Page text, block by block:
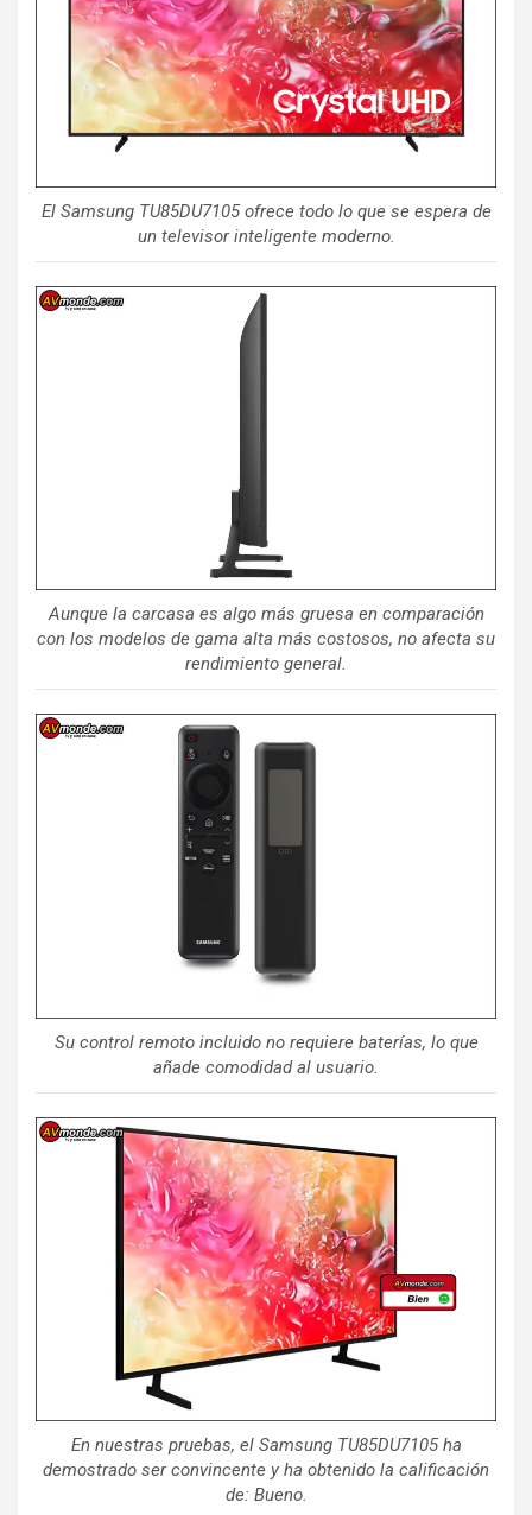
El Samsung TU85DU7105 ofrece todo lo que se espera de
un televisor inteligente moderno.
Aunque la carcasa es algo más gruesa en comparación
con los modelos de gama alta más costosos, no afecta su
rendimiento general.
Su control remoto incluido no requiere baterías, lo que
añade comodidad al usuario.
En nuestras pruebas, el Samsung TU85DU7105 ha
demostrado ser convincente y ha obtenido la calificación
de: Bueno.